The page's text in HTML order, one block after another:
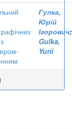
Гулка,
Юрій
Ігорович;
Gulka,
Yurii